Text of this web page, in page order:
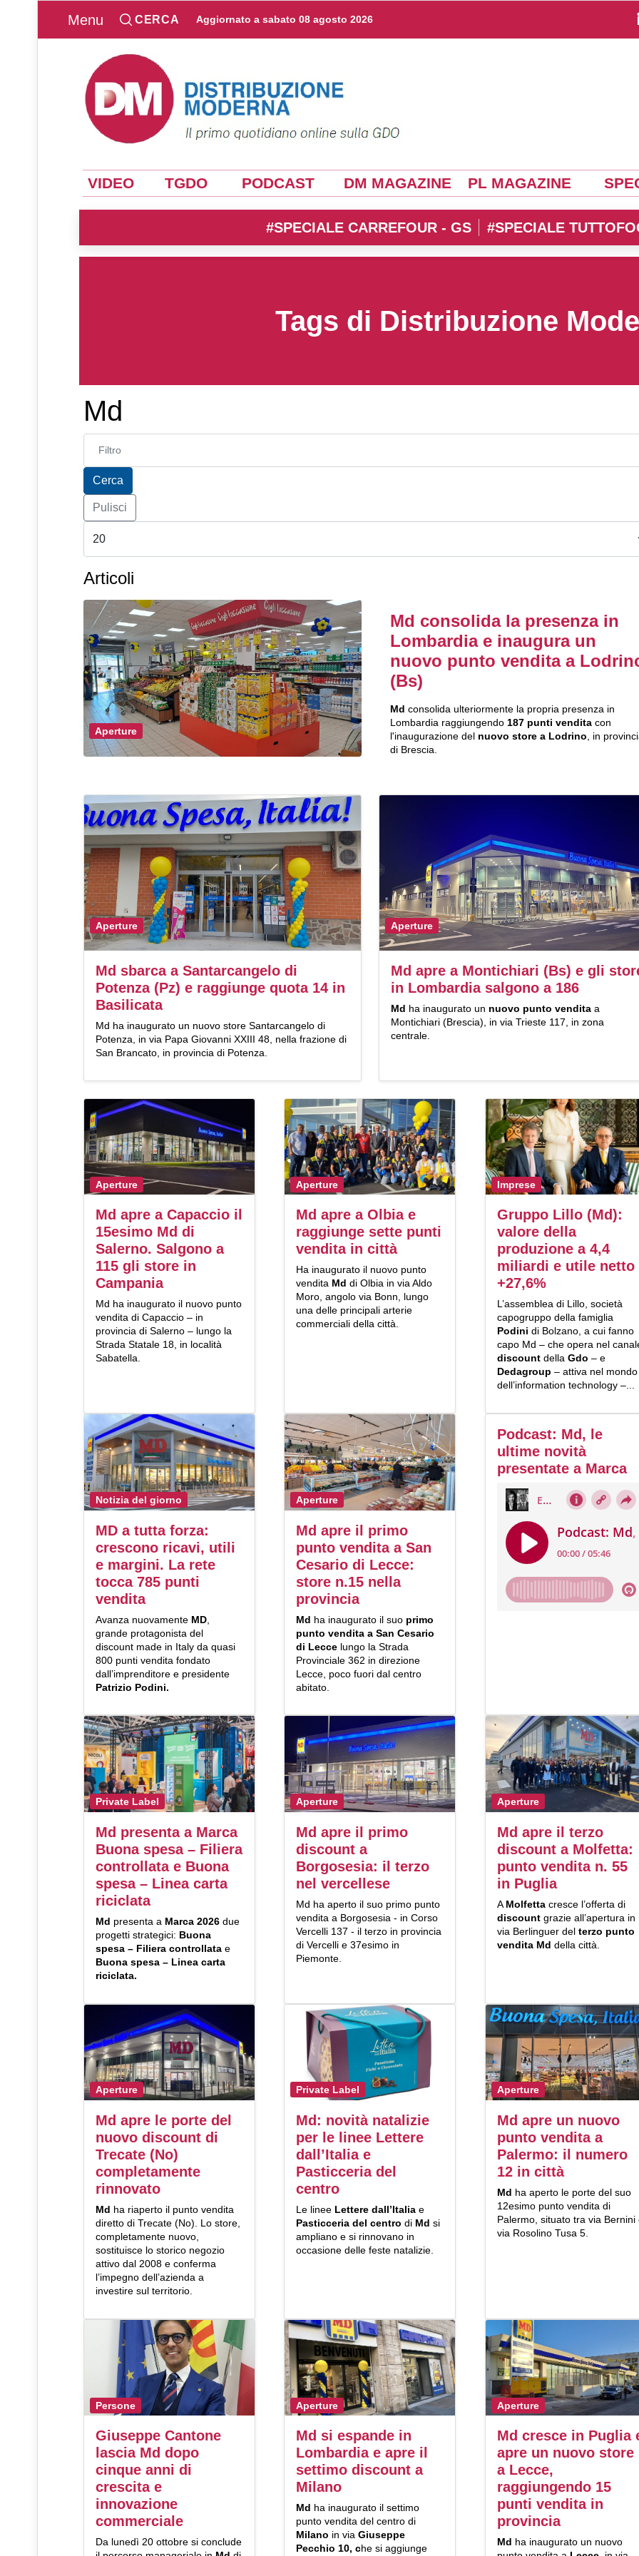
Menu CERCA Aggiornato a sabato 08 agosto 2026
VIDEO TGDO PODCAST DM MAGAZINE PL MAGAZINE
#SPECIALE CARREFOUR - GS #SPECIALE
Tags di Distribuzione
Md
Inserisci parte del titolo
Cerca
Pulisci
Articoli
Aperture
Md consolida la presenza in
Lombardia e inaugura un
nuovo punto vendita a
(Bs)
Md consolida ulteriormente la propria presenza in
Lombardia raggiungendo 187 punti venditacon
l'inaugurazione del nuovo store a Lodrino, in
di Brescia.
Aperture
Md sbarca a Santarcangelo di
Potenza (Pz) e raggiunge quota 14 in
Basilicata
Md ha inaugurato un nuovo store Santarcangelo di
Potenza, in via Papa Giovanni XXIII 48, nella frazione di
San Brancato, in provincia di Potenza.
Aperture
Md apre a Montichiari (Bs) e gli
in Lombardia salgono a 186
Md ha inaugurato un nuovo punto venditaa
Montichiari (Brescia), in via Trieste 117, in zona
centrale.
Aperture
Md apre a Capaccio il
15esimo Md di
Salerno. Salgono a
115 gli store in
Campania
Md ha inaugurato il nuovo punto
vendita di Capaccio – in
provincia di Salerno – lungo la
Strada Statale 18, in località
Sabatella.
Aperture
Md apre a Olbia e
raggiunge sette punti
vendita in città
Ha inaugurato il nuovo punto
vendita Md di Olbia in via Aldo
Moro, angolo via Bonn, lungo
una delle principali arterie
commerciali della città.
Imprese
Gruppo Lillo (Md):
valore della
produzione a 4,4
miliardi e utile netto
+27,6%
L’assemblea di Lillo, società
capogruppo della famiglia
Podini di Bolzano, a cui fanno
capo Md – che opera nel
discount della Gdo – e
Dedagroup – attiva nel mondo
dell’information technology –...
Notizia del giorno
MD a tutta forza:
crescono ricavi, utili
e margini. La rete
tocca 785 punti
vendita
Avanza nuovamente MD
grande protagonista del
discount made in Italy da quasi
800 punti vendita fondato
dall’imprenditore e presidente
Patrizio Podini.
Aperture
Md apre il primo
punto vendita a San
Cesario di Lecce:
store n.15 nella
provincia
Md ha inaugurato il suo primo
punto vendita a San Cesario
di Lecce lungo la Strada
Provinciale 362 in direzione
Lecce, poco fuori dal centro
abitato.
Podcast: Md, le
ultime novità
presentate a Marca
Private Label
Md presenta a Marca
Buona spesa – Filiera
controllata e Buona
spesa – Linea carta
riciclata
Md presenta a Marca 2026 due
progetti strategici: Buona
spesa – Filiera controllata e
Buona spesa – Linea carta
riciclata.
Aperture
Md apre il primo
discount a
Borgosesia: il terzo
nel vercellese
Md ha aperto il suo primo punto
vendita a Borgosesia - in Corso
Vercelli 137 - il terzo in provincia
di Vercelli e 37esimo in
Piemonte.
Aperture
Md apre il terzo
discount a Molfetta:
punto vendita n. 55
in Puglia
A Molfettacresce l’offerta di
discountgrazie all’apertura in
via Berlinguer del terzo punto
vendita Md della città.
Aperture
Md apre le porte del
nuovo discount di
Trecate (No)
completamente
rinnovato
Md ha riaperto il punto vendita
diretto di Trecate (No). Lo store,
completamente nuovo,
sostituisce lo storico negozio
attivo dal 2008 e conferma
l’impegno dell’azienda a
investire sul territorio.
Private Label
Md: novità natalizie
per le linee Lettere
dall’Italia e
Pasticceria del
centro
Le linee Lettere dall’Italia e
Pasticceria del centro di Mdsi
ampliano e si rinnovano in
occasione delle feste natalizie.
Aperture
Md apre un nuovo
punto vendita a
Palermo: il numero
12 in città
Md ha aperto le porte del suo
12esimo punto vendita di
Palermo, situato tra via Bernini
via Rosolino Tusa 5.
Persone
Giuseppe Cantone
lascia Md dopo
cinque anni di
crescita e
innovazione
commerciale
Da lunedì 20 ottobre si conclude
Aperture
Md si espande in
Lombardia e apre il
settimo discount a
Milano
Md ha inaugurato il settimo
punto vendita del centro di
Milano in viaGiuseppe
Pecchio 10, che si aggiunge
Aperture
Md cresce in Puglia
apre un nuovo store
a Lecce,
raggiungendo 15
punti vendita in
provincia
Md ha inaugurato un nuovo